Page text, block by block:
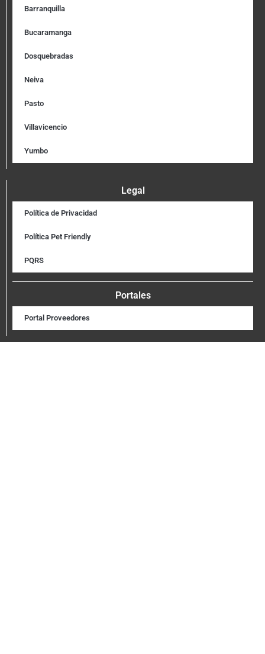
Barranquilla
Bucaramanga
Dosquebradas
Neiva
Pasto
Villavicencio
Yumbo
Legal
Política de Privacidad
Política Pet Friendly
PQRS
Portales
Portal Proveedores